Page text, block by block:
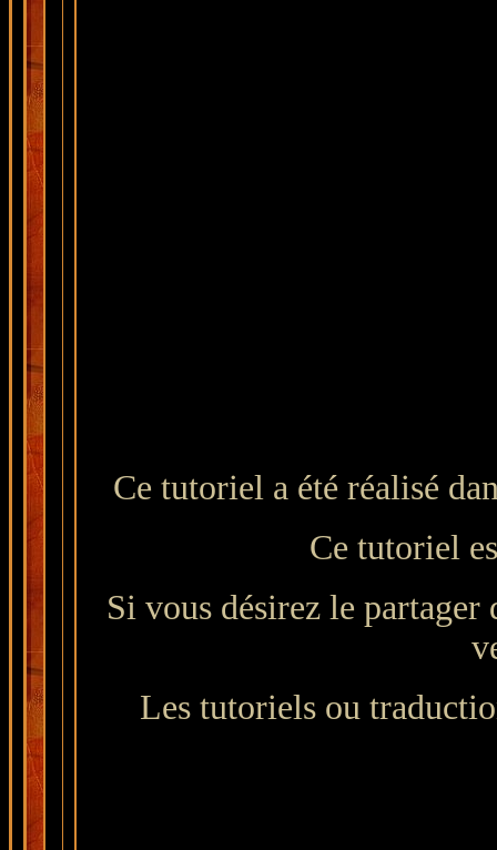
Ce tutoriel a été réalisé
Ce tutoriel
Si vous désirez le
Les tutoriels ou